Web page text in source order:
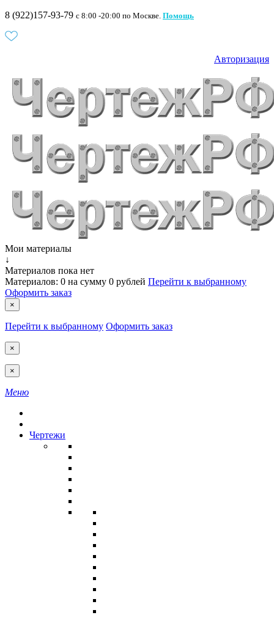
8 (922)157-93-79 c 8:00 -20:00 по Москве. Помощь
Авторизация
Мои материалы
↓
Материалов пока нет
Материалов: 0 на сумму 0 рублей Перейти к выбранному
Оформить заказ
×
Перейти к выбранному Оформить заказ
×
×
Меню
Чертежи